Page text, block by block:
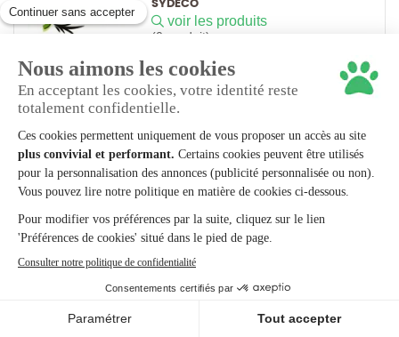
SYDECO
voir les produits
(0 produit)
TECATLANTIS
voir les produits
(0 produit)
TETRA
voir les produits
(14 produits)